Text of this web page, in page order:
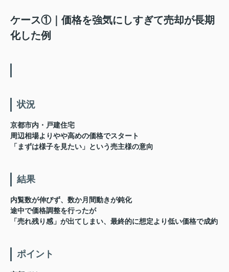
ケース①｜価格を強気にしすぎて売却が長期
化した例
状況
京都市内・戸建住宅
周辺相場よりやや高めの価格でスタート
「まずは様子を見たい」という売主様の意向
結果
内覧数が伸びず、数か月間動きが鈍化
途中で価格調整を行ったが
「売れ残り感」が出てしまい、最終的に想定より低い価格で成約
ポイント